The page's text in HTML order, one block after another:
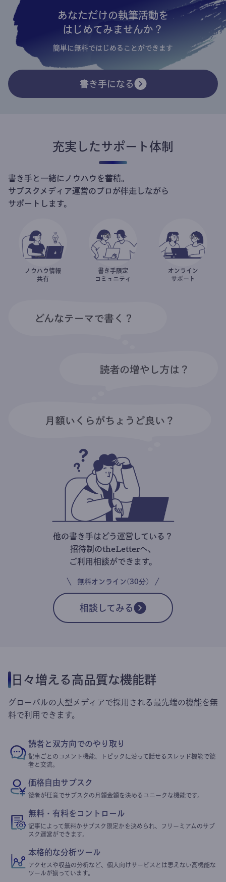
あなただけの執筆活動を
はじめてみませんか？
簡単に無料ではじめることができます
書き手になる
充実したサポート体制
書き手と一緒にノウハウを蓄積。
サブスクメディア運営のプロが伴走しながら
サポートします。
ノウハウ情報
共有
書き手限定
コミュニティ
オンライン
サポート
他の書き手はどう運営している？
招待制のtheLetterへ、
ご利用相談ができます。
無料オンライン(30分)
相談してみる
日々増える高品質な機能群
グローバルの大型メディアで採用される最先端の機能を無
料で利用できます。
読者と双方向でのやり取り
記事ごとのコメント機能、トピックに沿って話せるスレッド機能で読
者と交流。
価格自由サブスク
読者が任意でサブスクの月額金額を決めるユニークな機能です。
無料・有料をコントロール
記事によって無料かサブスク限定かを決められ、フリーミアムのサブ
スク運営ができます。
本格的な分析ツール
アクセスや収益の分析など、個人向けサービスとは思えない高機能な
ツールが揃っています。